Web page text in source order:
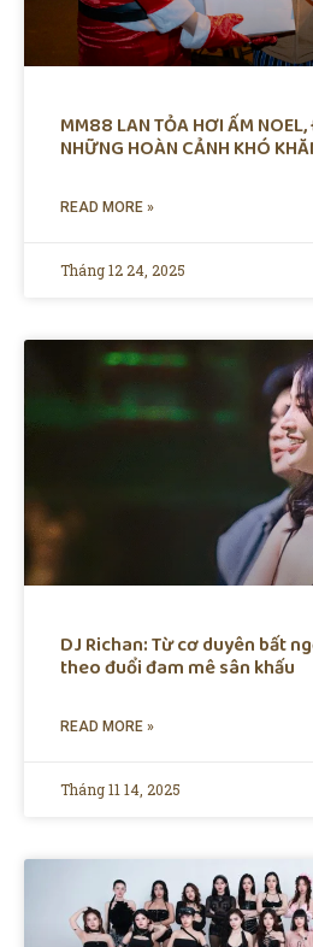
MM88 LAN TỎA HƠI ẤM
NHỮNG HOÀN CẢNH KHÓ
READ MORE »
Tháng 12 24, 2025
DJ Richan: Từ cơ duyên bất
theo đuổi đam mê sân khấu
READ MORE »
Tháng 11 14, 2025